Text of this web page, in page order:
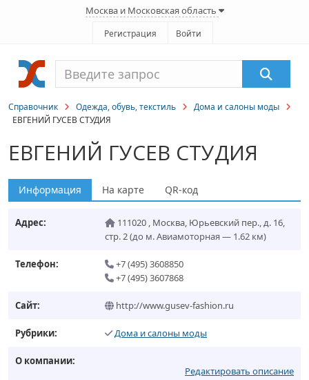
Москва и Московская область
Регистрация Войти
Справочник Одежда, обувь, текстиль
Дома и салоны моды
ЕВГЕНИЙ ГУСЕВ СТУДИЯ
ЕВГЕНИЙ ГУСЕВ СТУДИЯ
Информация На карте QR-код
Адрес: 111020 , Москва, Юрьевский пер., д. 16,
стр. 2(до м. Авиамоторная — 1.62 км)
Телефон:
+7 (495) 3608850
+7 (495) 3607868
Сайт: http://www.gusev-fashion.ru
Рубрики: Дома и салоны моды
О компании:
Редактировать описание